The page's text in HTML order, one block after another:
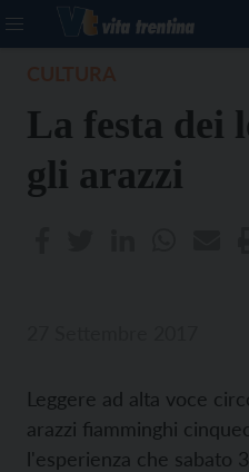
La festa dei
gli arazzi
Leggere ad alta voce
arazzi fiamminghi
l'esperienza che sabato